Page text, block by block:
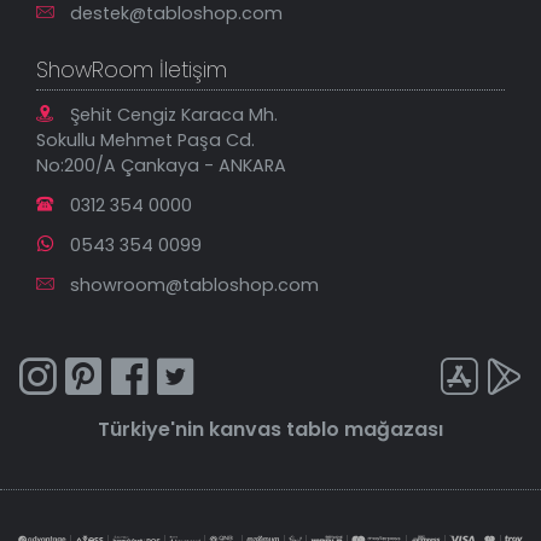
destek@tabloshop.com
ShowRoom İletişim
Şehit Cengiz Karaca Mh.
Sokullu Mehmet Paşa Cd.
No:200/A Çankaya - ANKARA
0312 354 0000
0543 354 0099
showroom@tabloshop.com
Türkiye'nin kanvas tablo mağazası